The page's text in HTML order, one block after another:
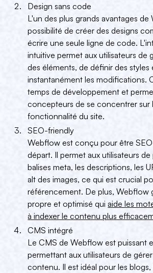
Design sans code
L'un des plus grands avantages de
possibilité de créer des designs
écrire une seule ligne de code.
intuitive permet aux utilisateurs de
des éléments, de définir des styles
instantanément les modifications.
temps de développement et
concepteurs de se concentrer sur
fonctionnalité du site.
SEO-friendly
Webflow est conçu pour être
départ. Il permet aux utilisateurs de
balises meta, les descriptions, les
alt des images, ce qui est crucial
référencement. De plus, Webflow
propre et optimisé quiaide les
à indexer le contenu plus
CMS intégré
Le CMS de Webflow est puissant
permettant aux utilisateurs de
contenu. Il est idéal pour les blogs,